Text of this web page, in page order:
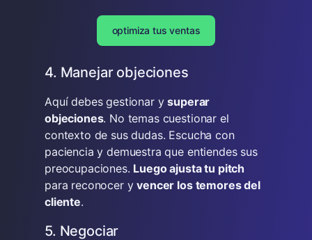
optimiza tus ventas
4. Manejar objeciones
Aquí debes gestionar ysuperar
objeciones. No temas cuestionar el
contexto de sus dudas. Escucha con
paciencia y demuestra que entiendes sus
preocupaciones. Luego ajusta tu pitch
para reconocer yvencer los temores del
cliente.
5. Negociar